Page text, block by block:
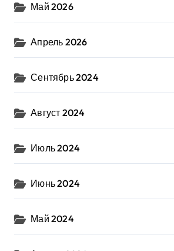
Май 2026
Апрель 2026
Сентябрь 2024
Август 2024
Июль 2024
Июнь 2024
Май 2024